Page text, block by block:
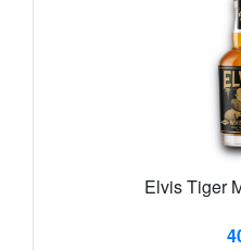
Elvis Tiger